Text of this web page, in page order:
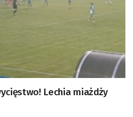
Lechia miażdży